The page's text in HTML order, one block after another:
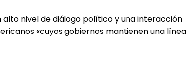
nivel de diálogo político y una interacción
«cuyos gobiernos mantienen una línea